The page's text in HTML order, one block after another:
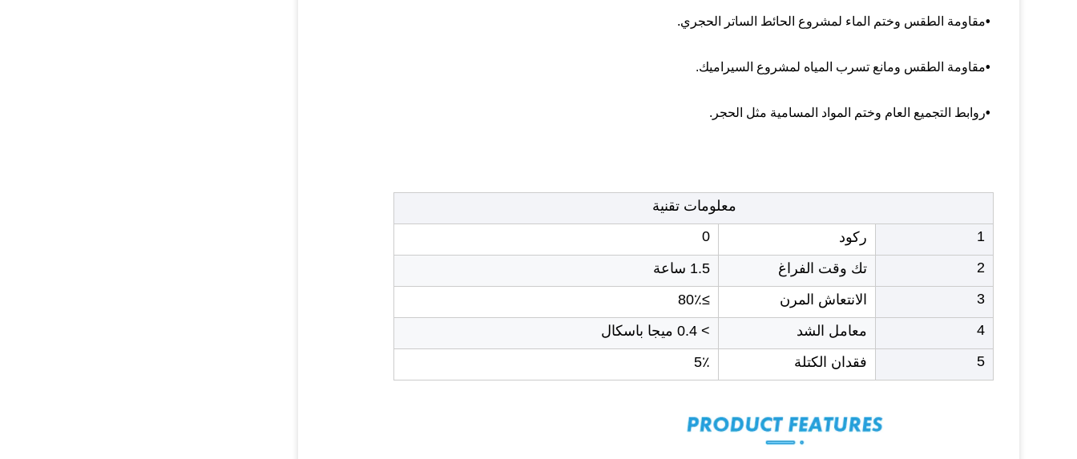
•مقاومة الطقس وختم الماء لمشروع الحائط الساتر الحجري.
•مقاومة الطقس ومانع تسرب المياه لمشروع السيراميك.
•روابط التجميع العام وختم المواد المسامية مثل الحجر.
معلومات تقنية
1
ركود
0
2
تك وقت الفراغ
1.5 ساعة
3
الانتعاش المرن
≥80٪
4
معامل الشد
> 0.4 ميجا باسكال
5
فقدان الكتلة 5٪